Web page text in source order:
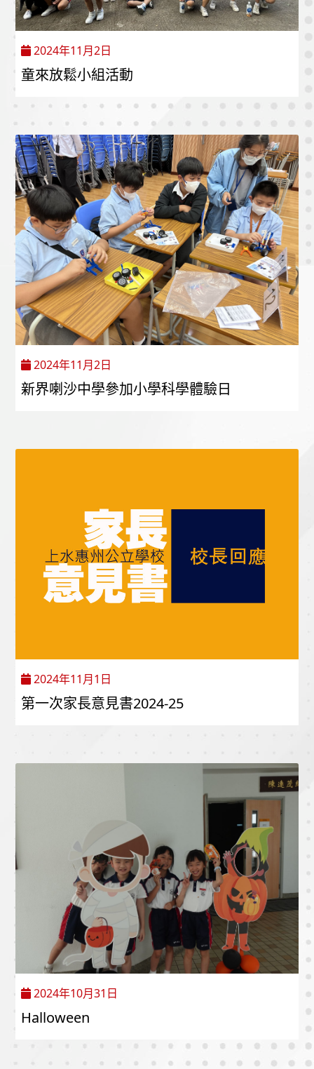
2024年11月2日
童來放鬆小組活動
2024年11月2日
新界喇沙中學參加小學科學體驗日
2024年11月1日
第一次家長意見書2024-25
2024年10月31日
Halloween